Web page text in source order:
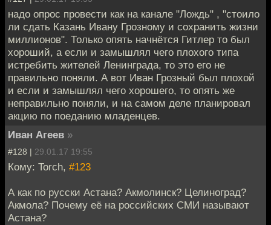
надо опрос провести как на канале "Лождь" , "стоило
ли сдать Казань Ивану Грозному и сохранить жизни
миллионов". Только опять начнётся Гитлер то был
хороший, а если и замышлял чего плохого типа
истребить жителей Ленинграда, то это его не
правильно поняли. А вот Иван Грозный был плохой
и если и замышлял чего хорошего, то опять же
неправильно поняли, и на самом деле планировал
акцию по поеданию младенцев.
Иван Агеев »
#128 | 29.01.17 19:55
Кому: Torch, #123
А как по русски Астана? Акмолинск? Целиноград?
Акмола? Почему её на российских СМИ называют
Астана?